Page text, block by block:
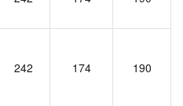
242 174 190